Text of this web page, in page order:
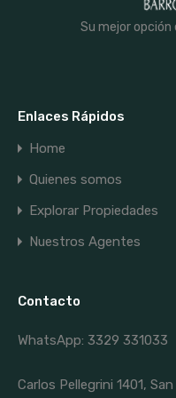
Su mejor opción
Enlaces Rápidos
Home
Quienes somos
Explorar Propiedades
Nuestros Agentes
Contacto
WhatsApp: 3329 331033
Carlos Pellegrini 1401,